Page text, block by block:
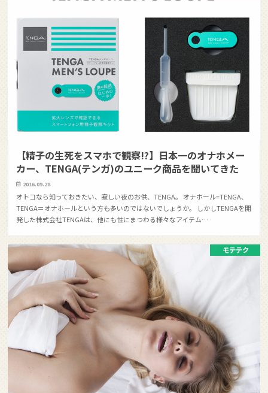
【精子の生死をスマホで観察!?】日本一のオナホメー
カー、TENGA(テンガ)のユニーク商品を聞いてきた
2016.09.28
オトコなら知っておきたい、寂しい夜のお供、TENGA。 オナホール=TENGA、
TENGA＝オナホールという方も多いのではないでしょうか。 しかしTENGAを開
発した株式会社TENGAは、他にも性にまつわる様々なアイテム…
モテテク